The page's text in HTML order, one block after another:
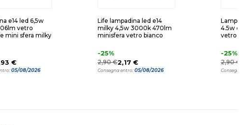
e14 led 6,5w
vetro
mini sfera milky
€
05/08/2026
Life lampadina led e14
milky 4,5w 3000k 470lm
minisfera vetro bianco
-25%
2,90 €2,17 €
Consegna entro:05/08/2026
4.5w
vetro
-25%
2,90 €
Consegna